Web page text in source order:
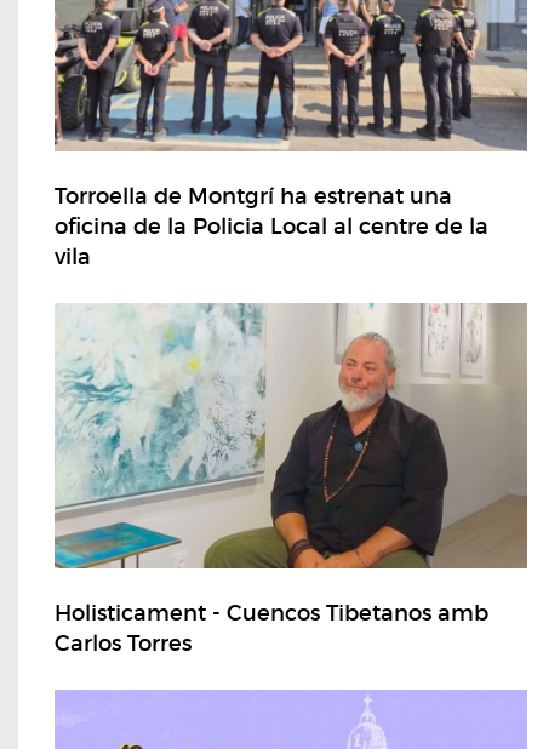
Torroella de Montgrí ha estrenat una
oficina de la Policia Local al centre de la
vila
Holisticament - Cuencos Tibetanos amb
Carlos Torres